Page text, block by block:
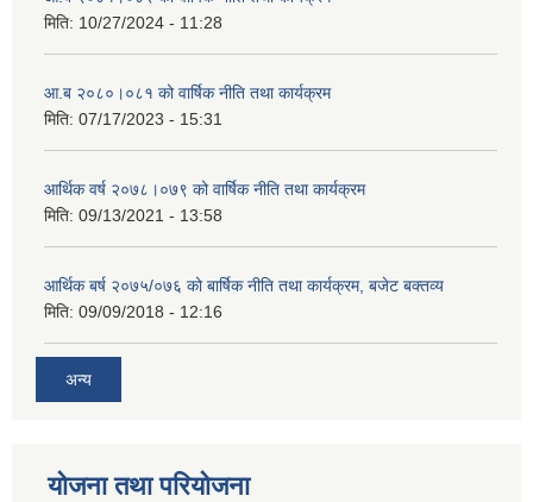
मिति: 10/27/2024 - 11:28
आ.ब २०८०।०८१ को वार्षिक नीति तथा कार्यक्रम
मिति: 07/17/2023 - 15:31
आर्थिक वर्ष २०७८।०७९ को वार्षिक नीति तथा कार्यक्रम
मिति: 09/13/2021 - 13:58
आर्थिक बर्ष २०७५/०७६ को बार्षिक नीति तथा कार्यक्रम, बजेट बक्तव्य
मिति: 09/09/2018 - 12:16
अन्य
योजना तथा परियोजना